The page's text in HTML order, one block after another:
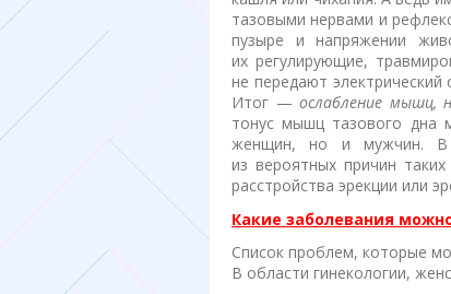
тазовыми нервами и
пузыре и напряжении
их регулирующие,
не передают
Итог — ослабление мышц,
тонус мышц тазового дна
женщин, но и мужчин. В
из вероятных причин
расстройства эрекции или
Какие заболевания
Список проблем, которые
В области гинекологии,